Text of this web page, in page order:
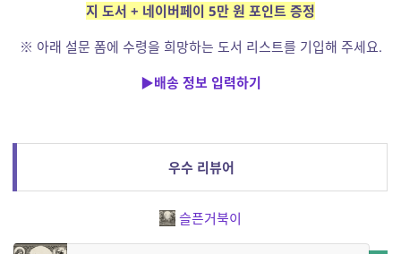
지 도서 + 네이버페이 5만 원 포인트 증정
※ 아래 설문 폼에 수령을 희망하는 도서 리스트를 기입해 주세요.
▶배송 정보 입력하기
우수 리뷰어
슬픈거북이